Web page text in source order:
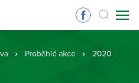
Proběhlé akce 2020